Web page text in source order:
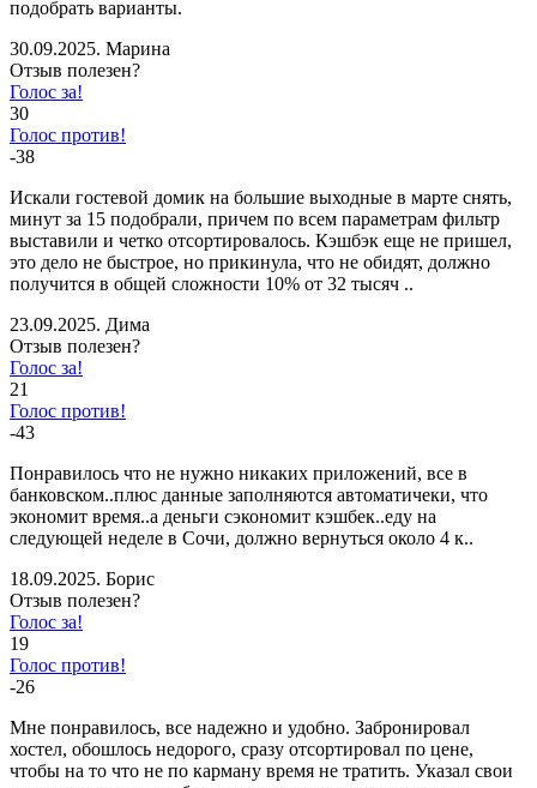
подобрать варианты.
30.09.2025. Марина
Отзыв полезен?
Голос за!
30
Голос против!
-38
Искали гостевой домик на большие выходные в марте снять,
минут за 15 подобрали, причем по всем параметрам фильтр
выставили и четко отсортировалось. Кэшбэк еще не пришел,
это дело не быстрое, но прикинула, что не обидят, должно
получится в общей сложности 10% от 32 тысяч ..
23.09.2025. Дима
Отзыв полезен?
Голос за!
21
Голос против!
-43
Понравилось что не нужно никаких приложений, все в
банковском..плюс данные заполняются автоматичеки, что
экономит время..а деньги сэкономит кэшбек..еду на
следующей неделе в Сочи, должно вернуться около 4 к..
18.09.2025. Борис
Отзыв полезен?
Голос за!
19
Голос против!
-26
Мне понравилось, все надежно и удобно. Забронировал
хостел, обошлось недорого, сразу отсортировал по цене,
чтобы на то что не по карману время не тратить. Указал свои